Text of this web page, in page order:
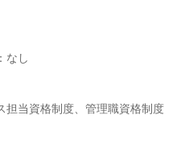
担当資格制度、管理職資格制度